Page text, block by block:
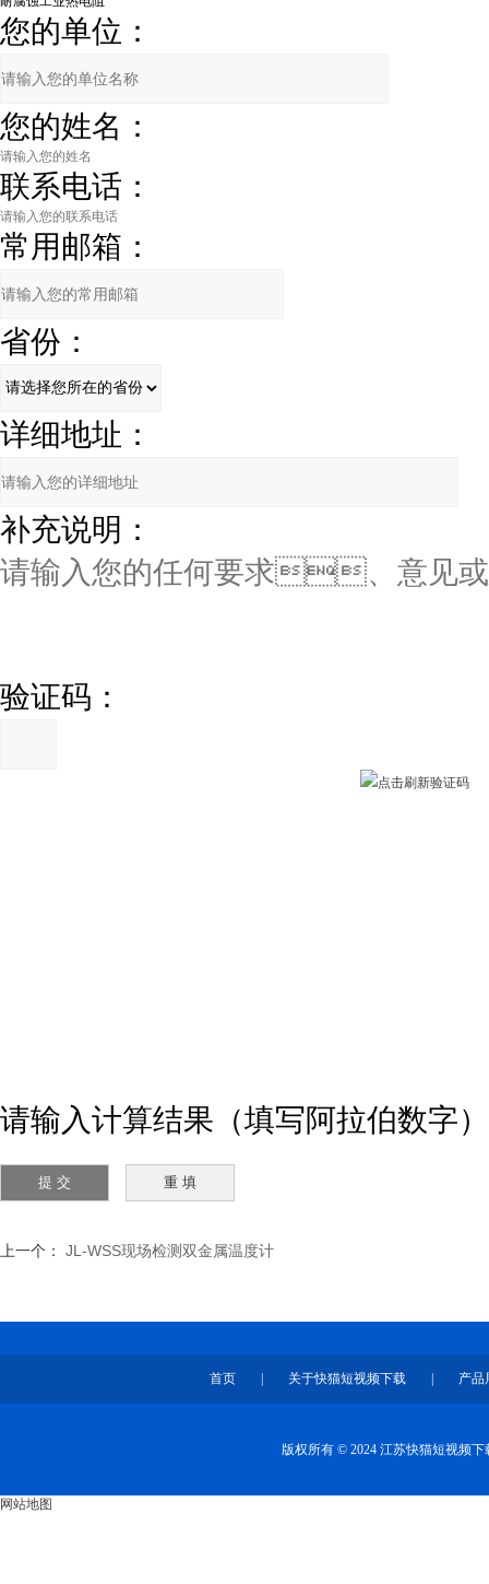
您的单位：
您的姓名：
联系电话：
常用邮箱：
省份：
详细地址：
补充说明：
验证码：
请输入计算结果（填写阿拉伯数字）
上一个： JL-WSS现场检测双金属温度计
首页 关于快猫短视频下载 产品
版权所有 © 2024 江苏快猫短视频
网站地图